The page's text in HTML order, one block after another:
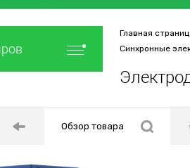
Главная
Синхронные
Обзор товара